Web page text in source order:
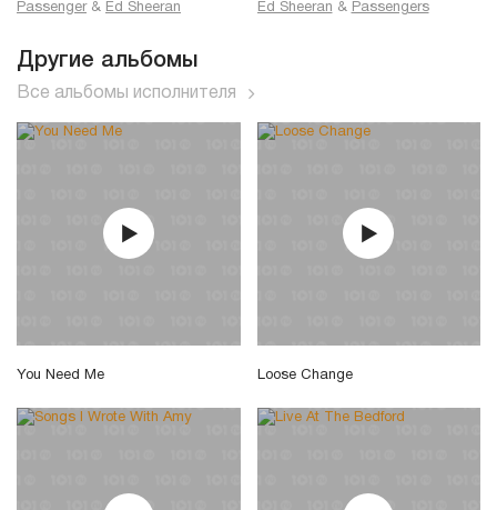
Passenger & Ed Sheeran
Ed Sheeran & Passengers
Другие альбомы
Все альбомы исполнителя
You Need Me Loose Change